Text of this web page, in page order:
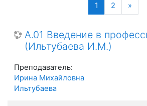
1 (текущая)
2 »
А.01 Введение в
(Ильтубаева И.М.)
Преподаватель:
Ирина Михайловна
Ильтубаева